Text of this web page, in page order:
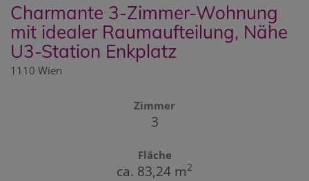
Charmante 3-Zimmer-Wohnung
mit idealer Raumaufteilung, Nähe
U3-Station Enkplatz
1110 Wien
Zimmer
3
Fläche
ca. 83,24 m2